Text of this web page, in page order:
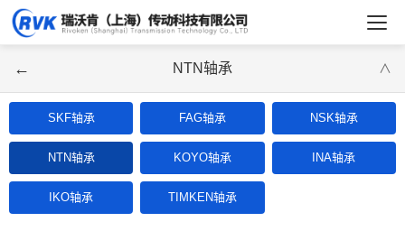
← NTN轴承 ∨
SKF轴承 FAG轴承 NSK轴承
NTN轴承 KOYO轴承 INA轴承
IKO轴承 TIMKEN轴承